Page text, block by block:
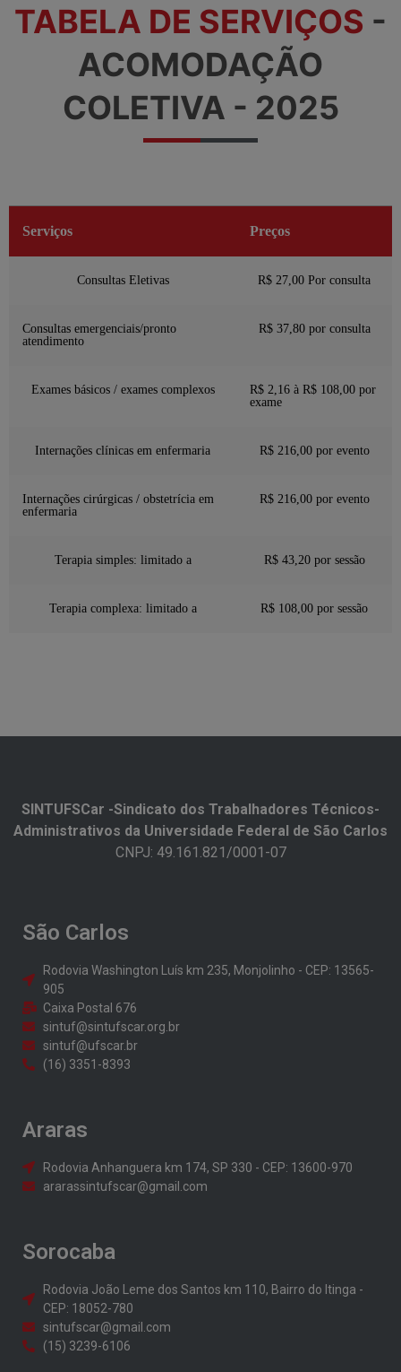
TABELA DE SERVIÇOS -
ACOMODAÇÃO
COLETIVA - 2025
Serviços Preços
Consultas Eletivas R$ 27,00 Por consulta
Consultas emergenciais/pronto
atendimento
R$ 37,80 por consulta
Exames básicos / exames complexos
R$ 2,16 à R$ 108,00 por
exame
Internações clínicas em enfermaria R$ 216,00 por evento
Internações cirúrgicas / obstetrícia em
enfermaria
R$ 216,00 por evento
Terapia simples: limitado a R$ 43,20 por sessão
Terapia complexa: limitado a R$ 108,00 por sessão
SINTUFSCar -Sindicato dos Trabalhadores Técnicos-
Administrativos da Universidade Federal de São Carlos​
CNPJ: 49.161.821/0001-07
São Carlos
Rodovia Washington Luís km 235, Monjolinho - CEP: 13565-
905
Caixa Postal 676
sintuf@sintufscar.org.br
sintuf@ufscar.br
(16) 3351-8393
Araras
Rodovia Anhanguera km 174, SP 330 - CEP: 13600-970
ararassintufscar@gmail.com
Sorocaba
Rodovia João Leme dos Santos km 110, Bairro do Itinga -
CEP: 18052-780
sintufscar@gmail.com
(15) 3239-6106